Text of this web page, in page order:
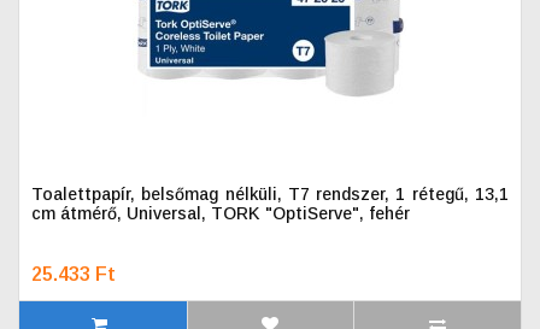
Toalettpapír, belsőmag nélküli, T7 rendszer, 1 rétegű, 13,1
cm átmérő, Universal, TORK "OptiServe", fehér
25.433 Ft